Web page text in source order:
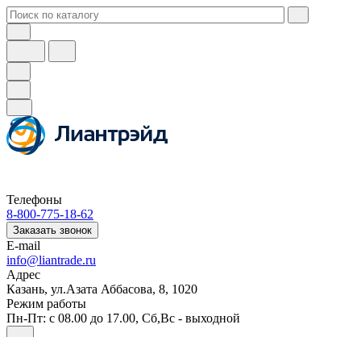
Телефоны
8-800-775-18-62
Заказать звонок
E-mail
info@liantrade.ru
Адрес
Казань, ул.Азата Аббасова, 8, 1020
Режим работы
Пн-Пт: c 08.00 до 17.00, Cб,Вс - выходной